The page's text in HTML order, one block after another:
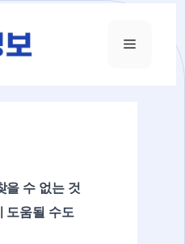
메뉴
을 수 없는 것
도움될 수도